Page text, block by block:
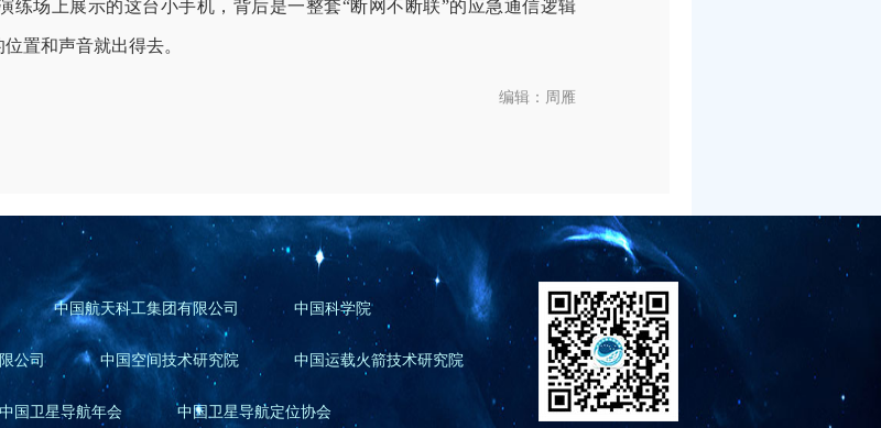
练场上展示的这台小手机，背后是一整套“断网不断联”的应急通信逻辑
置和声音就出得去。
编辑：周雁
中国航天科工集团有限公司 中国科学院
公司 中国空间技术研究院 中国运载火箭技术研究院
中国卫星导航年会 中国卫星导航定位协会